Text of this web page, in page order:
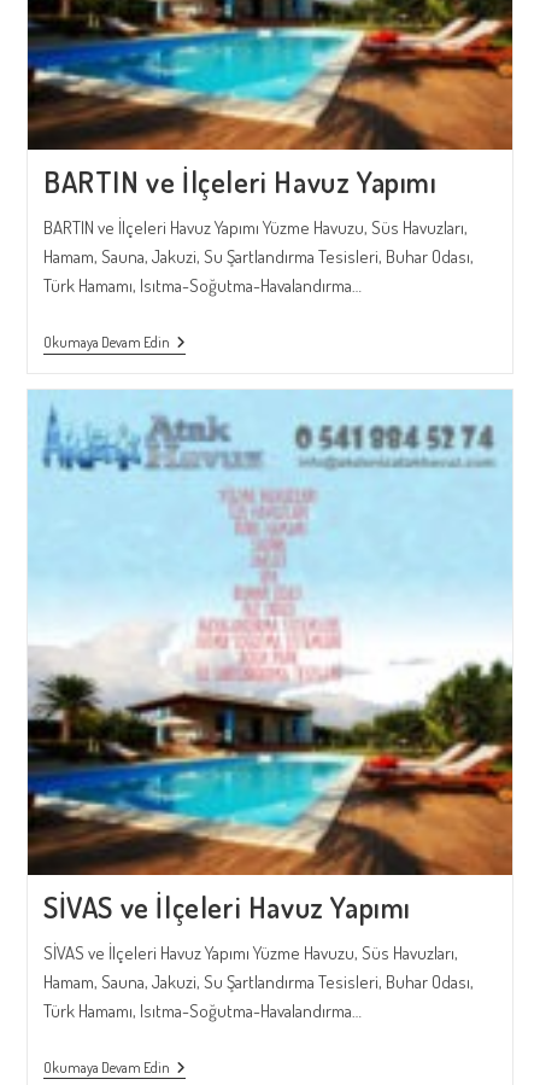
BARTIN ve İlçeleri Havuz Yapımı
BARTIN ve İlçeleri Havuz Yapımı Yüzme Havuzu, Süs Havuzları,
Hamam, Sauna, Jakuzi, Su Şartlandırma Tesisleri, Buhar Odası,
Türk Hamamı, Isıtma-Soğutma-Havalandırma…
Okumaya Devam EdinBARTIN
Ve
Yapımı
SİVAS ve İlçeleri Havuz Yapımı
SİVAS ve İlçeleri Havuz Yapımı Yüzme Havuzu, Süs Havuzları,
Hamam, Sauna, Jakuzi, Su Şartlandırma Tesisleri, Buhar Odası,
Türk Hamamı, Isıtma-Soğutma-Havalandırma…
Okumaya Devam EdinSİVAS